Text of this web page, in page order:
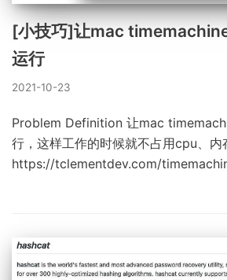
[小技巧]让mac
运行
2021-10-23
Problem Definition 让mac
行，这样工作的时候就不占用cpu、
https://tclementdev.com/